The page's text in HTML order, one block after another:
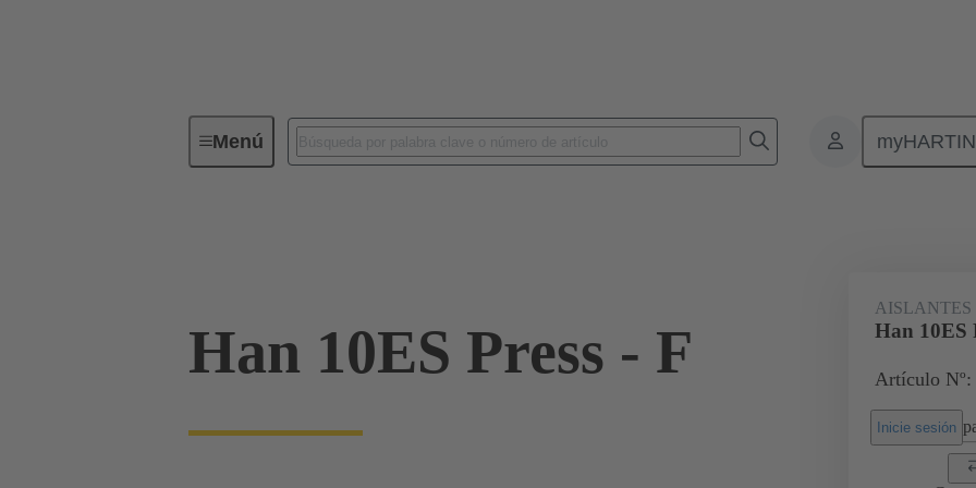
MenúConectores industriales / Han® Aislantes monobloque
Han 10ES Press - F
AISLANTES
Han 10ES
Artículo Nº:
Inicie sesión